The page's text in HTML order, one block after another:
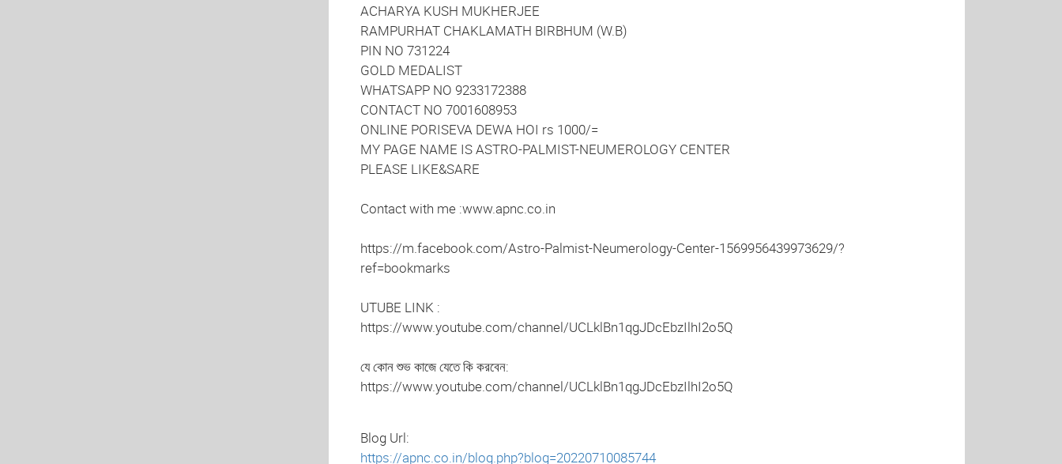
ACHARYA KUSH MUKHERJEE
RAMPURHAT CHAKLAMATH BIRBHUM (W.B)
PIN NO 731224
GOLD MEDALIST
WHATSAPP NO 9233172388
CONTACT NO 7001608953
ONLINE PORISEVA DEWA HOI rs 1000/=
MY PAGE NAME IS ASTRO-PALMIST-NEUMEROLOGY CENTER
PLEASE LIKE&SARE
Contact with me :www.apnc.co.in
https://m.facebook.com/Astro-Palmist-Neumerology-Center-1569956439973629/?
ref=bookmarks
UTUBE LINK :
https://www.youtube.com/channel/UCLklBn1qgJDcEbzIlhI2o5Q
যে কোন শুভ কাজে যেতে কি করবেন:
https://www.youtube.com/channel/UCLklBn1qgJDcEbzIlhI2o5Q
Blog Url:
https://apnc.co.in/blog.php?blog=20220710085744